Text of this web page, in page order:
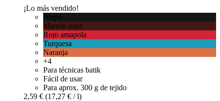
¡Lo más vendido!
Negro
Marrón nuez
Rojo amapola
Turquesa
Naranja
+4
Para técnicas batik
Fácil de usar
Para aprox. 300 g de tejido
2,59 € (17,27 € / l)